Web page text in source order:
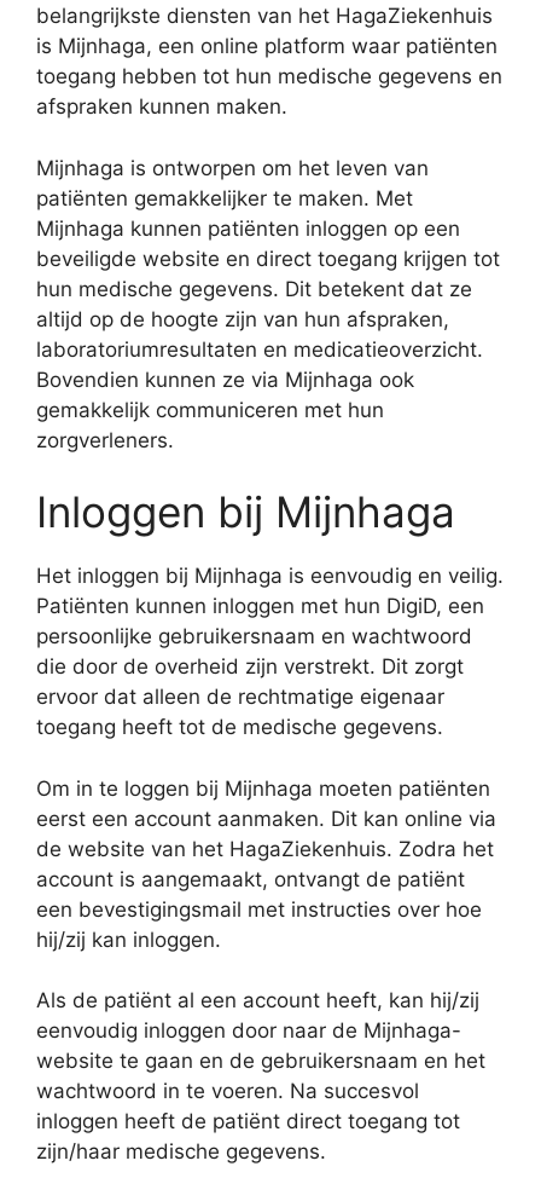
belangrijkste diensten van het HagaZiekenhuis
is Mijnhaga, een online platform waar patiënten
toegang hebben tot hun medische gegevens en
afspraken kunnen maken.
Mijnhaga is ontworpen om het leven van
patiënten gemakkelijker te maken. Met
Mijnhaga kunnen patiënten inloggen op een
beveiligde website en direct toegang krijgen tot
hun medische gegevens. Dit betekent dat ze
altijd op de hoogte zijn van hun afspraken,
laboratoriumresultaten en medicatieoverzicht.
Bovendien kunnen ze via Mijnhaga ook
gemakkelijk communiceren met hun
zorgverleners.
Inloggen bij Mijnhaga
Het inloggen bij Mijnhaga is eenvoudig en veilig.
Patiënten kunnen inloggen met hun DigiD, een
persoonlijke gebruikersnaam en wachtwoord
die door de overheid zijn verstrekt. Dit zorgt
ervoor dat alleen de rechtmatige eigenaar
toegang heeft tot de medische gegevens.
Om in te loggen bij Mijnhaga moeten patiënten
eerst een account aanmaken. Dit kan online via
de website van het HagaZiekenhuis. Zodra het
account is aangemaakt, ontvangt de patiënt
een bevestigingsmail met instructies over hoe
hij/zij kan inloggen.
Als de patiënt al een account heeft, kan hij/zij
eenvoudig inloggen door naar de Mijnhaga-
website te gaan en de gebruikersnaam en het
wachtwoord in te voeren. Na succesvol
inloggen heeft de patiënt direct toegang tot
zijn/haar medische gegevens.